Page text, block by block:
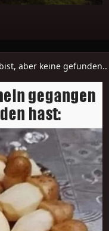
aber keine gefunden..